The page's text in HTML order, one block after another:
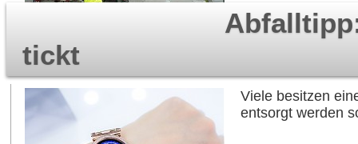
tickt
Viele besitzen
entsorgt werden